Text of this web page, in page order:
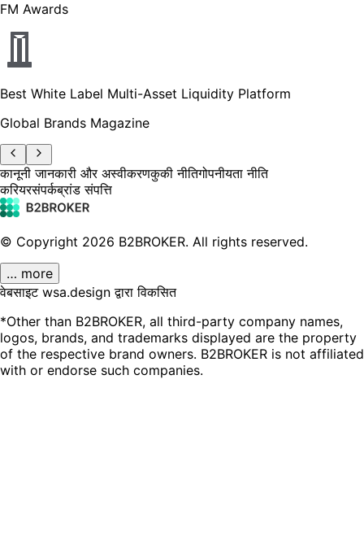
FM Awards
Best White Label Multi-Asset Liquidity Platform
Global Brands Magazine
कानूनी जानकारी और अस्वीकरणकुकी नीतिगोपनीयता नीति
करियरसंपर्कब्रांड संपत्ति
© Copyright 2026 B2BROKER. All rights reserved.
… more
वेबसाइट wsa.design द्वारा विकसित
*Other than B2BROKER, all third-party company names,
logos, brands, and trademarks displayed are the property
of the respective brand owners. B2BROKER is not affiliated
with or endorse such companies.